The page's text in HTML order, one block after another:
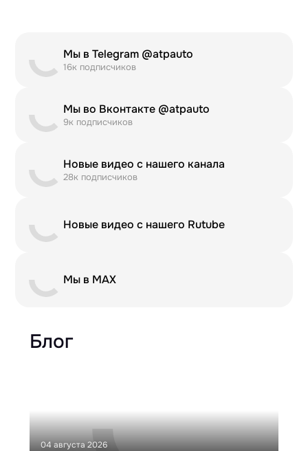
Мы в Telegram @atpauto
16к подписчиков
Мы во Вконтакте @atpauto
9к подписчиков
Новые видео с нашего канала
28к подписчиков
Новые видео с нашего Rutube
Мы в MAX
Блог
04 августа 2026